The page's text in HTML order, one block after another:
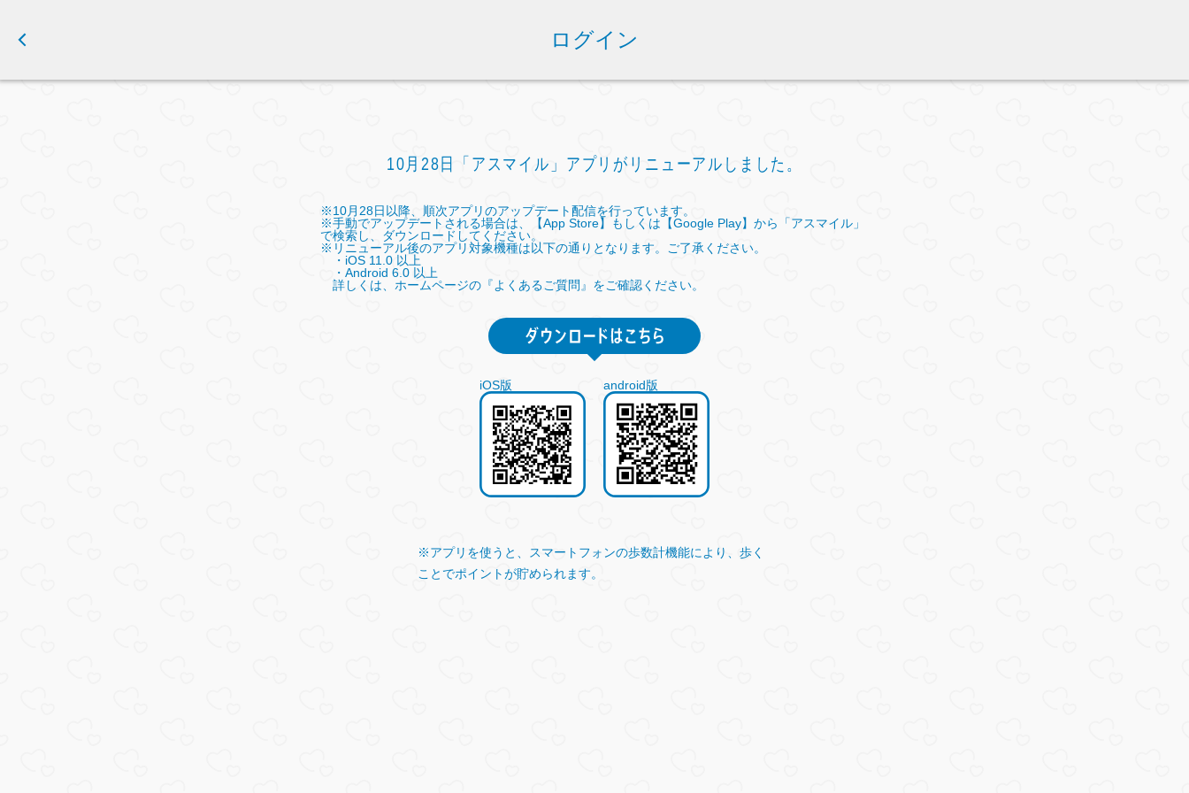
ログイン
10月28日「アスマイル」アプリがリニューアルしました。
※10月28日以降、順次アプリのアップデート配信を行っています。
※手動でアップデートされる場合は、【App Store】もしくは【Google Play】から「アスマイル」
で検索し、ダウンロードしてください。
※リニューアル後のアプリ対象機種は以下の通りとなります。ご了承ください。
・iOS 11.0 以上
・Android 6.0 以上
詳しくは、ホームページの『よくあるご質問』をご確認ください。
iOS版 android版
※アプリを使うと、スマートフォンの歩数計機能により、歩く
ことでポイントが貯められます。